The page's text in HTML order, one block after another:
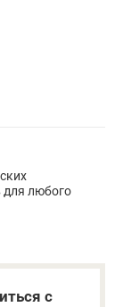
для любого
с